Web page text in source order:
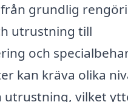
grundlig
utrustning till
och
kan kräva olika
utrustning, vilket